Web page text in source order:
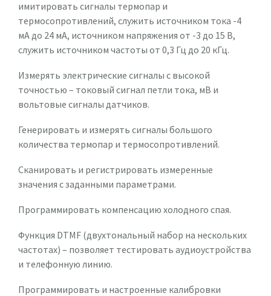
имитировать сигналы термопар и
термосопротивлений, служить источником тока -4
мА до 24 мА, источником напряжения от -3 до 15 В,
служить источником частоты от 0,3 Гц до 20 кГц.
Измерять электрические сигналы с высокой
точностью – токовый сигнал петли тока, мВ и
вольтовые сигналы датчиков.
Генерировать и измерять сигналы большого
количества термопар и термосопротивлений.
Сканировать и регистрировать измеренные
значения с заданными параметрами.
Программировать компенсацию холодного спая.
Функция DTMF (двухтональный набор на нескольких
частотах) – позволяет тестировать аудиоустройства
и телефонную линию.
Программировать и настроенные калибровки